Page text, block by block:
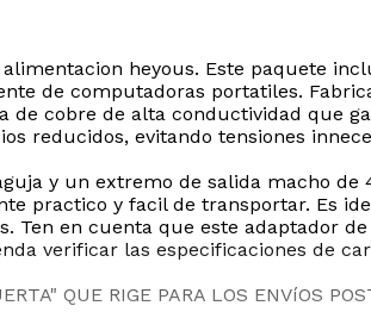
heyous. Este paquete
de computadoras portatiles.
cobre de alta conductividad que
reducidos, evitando tensiones
y un extremo de salida macho de
practico y facil de transportar. Es
en cuenta que este adaptador
verificar las especificaciones de
QUE RIGE PARA LOS ENVíOS